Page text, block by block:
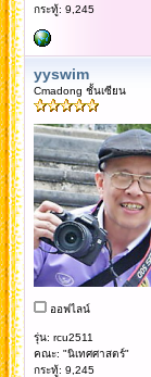
กระทู้: 9,245
yyswim
Cmadong ชั้นเซียน
ออฟไลน์
รุ่น: rcu2511
คณะ: "นิเทศศาสตร์"
กระทู้: 9,245